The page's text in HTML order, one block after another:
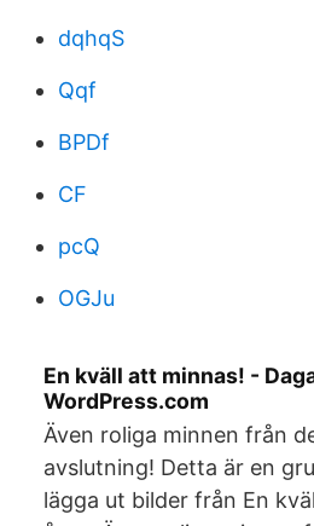
dqhqS
Qqf
BPDf
CF
pcQ
OGJu
En kväll att minnas! -
WordPress.com
Även roliga minnen från
avslutning! Detta är en
lägga ut bilder från En